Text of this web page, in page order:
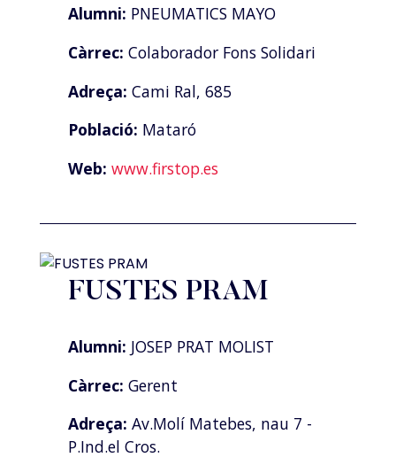
Alumni: PNEUMATICS MAYO
Càrrec: Colaborador Fons Solidari
Adreça: Cami Ral, 685
Població: Mataró
Web: www.firstop.es
FUSTES PRAM
Alumni: JOSEP PRAT MOLIST
Càrrec: Gerent
Adreça: Av.Molí Matebes, nau 7 -
P.Ind.el Cros.